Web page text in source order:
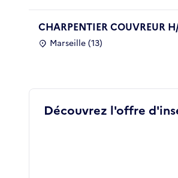
CHARPENTIER COUVREUR
Marseille (13)
Découvrez l'offre